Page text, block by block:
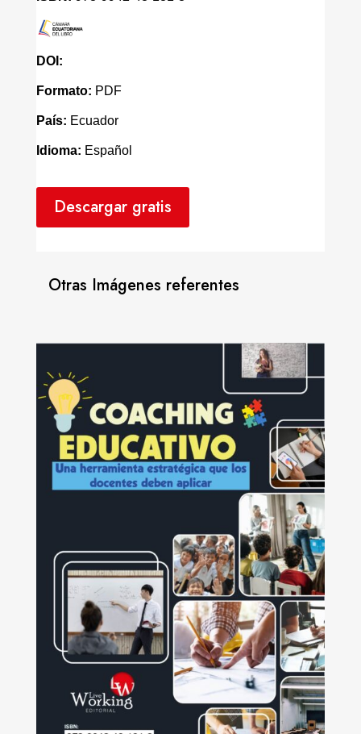
DOI:
Formato: PDF
País: Ecuador
Idioma: Español
Descargar gratis
Otras Imágenes referentes